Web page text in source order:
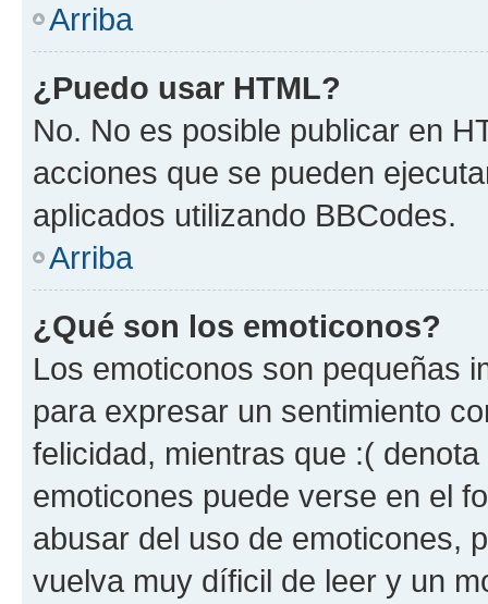
Arriba
¿Puedo usar HTML?
No. No es posible publicar en
acciones que se pueden
aplicados utilizando BBCodes.
Arriba
¿Qué son los emoticonos?
Los emoticonos son pequeñas
para expresar un sentimiento
felicidad, mientras que :(
emoticones puede verse en el
abusar del uso de emoticones,
vuelva muy díficil de leer y un